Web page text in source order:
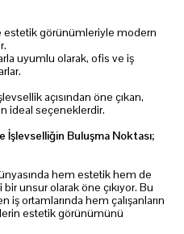
estetik görünümleriyle modern
uyumlu olarak, ofis ve iş
açısından öne çıkan,
ideal seçeneklerdir.
Buluşma Noktası;
hem estetik hem de
unsur olarak öne çıkıyor. Bu
ortamlarında hem çalışanların
estetik görünümünü